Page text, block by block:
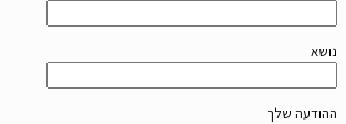
נושא
ההודעה שלך